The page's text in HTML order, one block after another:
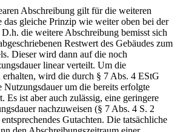
Abschreibung gilt für die weiteren
das gleiche Prinzip wie weiter oben bei der
die weitere Abschreibung bemisst sich
Restwert des Gebäudes zum
Dieser wird dann auf die noch
linear verteilt. Um die
erhalten, wird die durch § 7 Abs. 4 EStG
Nutzungsdauer um die bereits erfolgte
Es ist aber auch zulässig, eine geringere
nachzuweisen (§ 7 Abs. 4 S. 2
Gutachten. Die tatsächliche